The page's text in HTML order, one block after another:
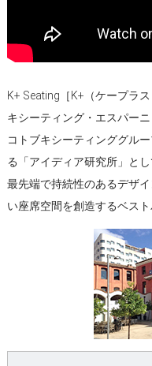
K+ Seating［K+（ケープラ
キシーティング・エスパー
コトブキシーティンググル
る「アイディア研究所」とし
最先端で持続性のあるデザ
い座席空間を創造するベス